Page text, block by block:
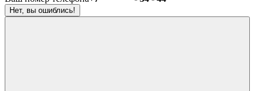
Нет, вы ошиблись!